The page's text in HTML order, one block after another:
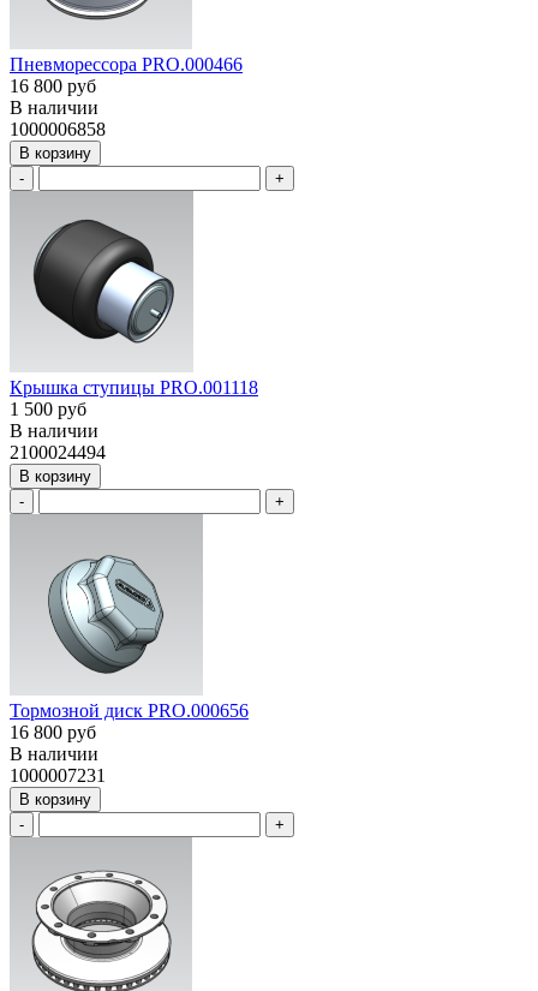
Пневморессора PRO.000466
16 800 руб
В наличии
1000006858
В корзину
-
+
Крышка ступицы PRO.001118
1 500 руб
В наличии
2100024494
В корзину
-
+
Тормозной диск PRO.000656
16 800 руб
В наличии
1000007231
В корзину
-
+